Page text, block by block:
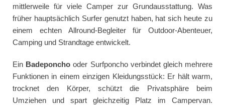
mittlerweile für viele Camper zur Grundausstattung. Was
früher hauptsächlich Surfer genutzt haben, hat sich heute zu
einem echten Allround-Begleiter für Outdoor-Abenteuer,
Camping und Strandtage entwickelt.
Ein Badeponcho oder Surfponcho verbindet gleich mehrere
Funktionen in einem einzigen Kleidungsstück: Er hält warm,
trocknet den Körper, schützt die Privatsphäre beim
Umziehen und spart gleichzeitig Platz im Campervan.